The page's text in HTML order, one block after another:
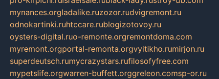
mynances.orgladalike.ruzozor.rudvigremont.ru
odnokartinki.ruhtccare.rublogizotovoy.ru
oysters-digital.ruo-remonte.orgremontdoma.com
myremont.orgportal-remonta.orgvyitikho.rumirjon.ru
superdeutsch.rumycrazystars.rufilosofyfree.com
mypetslife.orgwarren-buffett.orggreleon.comsp-or.ru